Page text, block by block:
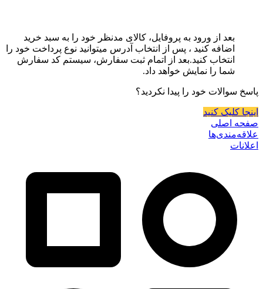
بعد از ورود به پروفایل، کالای مدنظر خود را به سبد خرید
اضافه کنید ، پس از انتخاب آدرس میتوانید نوع پرداخت خود را
انتخاب کنید.بعد از اتمام ثبت سفارش، سیستم کد سفارش
شما را نمایش خواهد داد.
پاسخ سوالات خود را پیدا نکردید؟
اینجا کلیک کنید
صفحه اصلی
علاقه‌مندی‌ها
اعلانات